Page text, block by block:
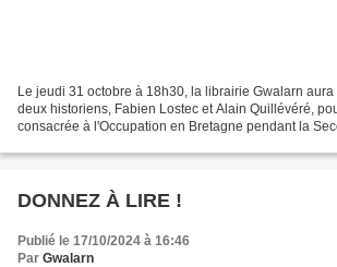
Le jeudi 31 octobre à 18h30, la librairie Gwalarn
deux historiens, Fabien Lostec et Alain Quillévéré,
consacrée à l'Occupation en Bretagne pendant la
DONNEZ À LIRE !
Publié le 17/10/2024 à 16:46
Par Gwalarn